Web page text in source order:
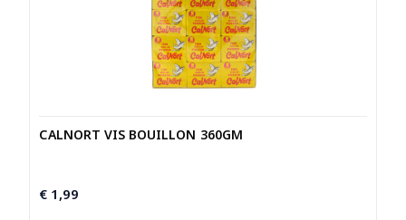
CALNORT VIS BOUILLON 360GM
€ 1,99